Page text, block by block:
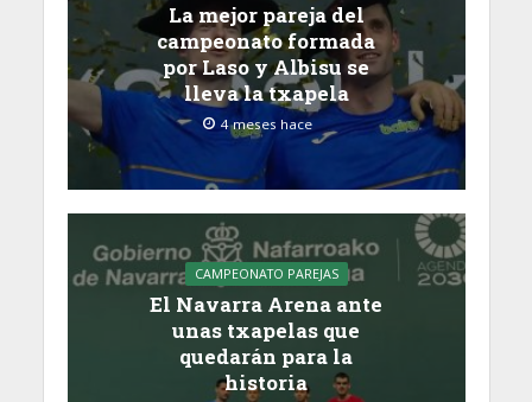
La mejor pareja del
campeonato formada
por Laso y Albisu se
lleva la txapela
4 meses hace
CAMPEONATO PAREJAS
El Navarra Arena ante
unas txapelas que
quedarán para la
historia